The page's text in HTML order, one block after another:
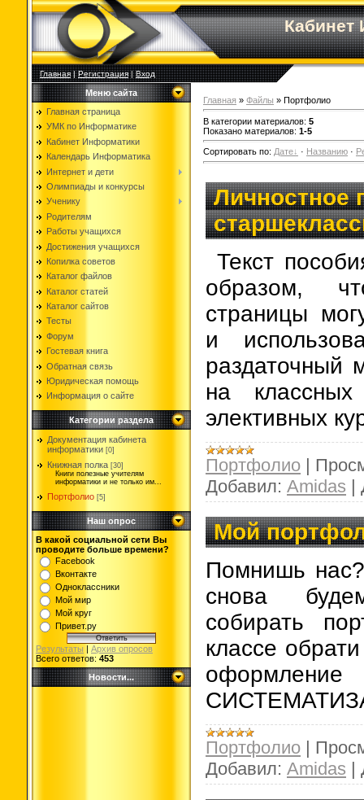
Кабинет
Главная|Регистрация|Вход
Меню сайта
Главная страница
УМК по Информатике
Кабинет Информатики
Календарь Информатика
Интернет и дети
Олимпиады и конкурсы
Ученику
Родителям
Работы учащихся
Достижения учащихся
Копилка советов
Каталог файлов
Каталог статей
Каталог сайтов
Тесты
Форум
Гостевая книга
Обратная связь
Юридическая помощь
Информация о сайте
Категории раздела
Документация кабинета
информатики [0]
Книжная полка [30]
Книги полезные учителям
информатики и не только им...
Портфолио [5]
Наш опрос
В какой социальной сети Вы
проводите больше времени?
Facebook
Вконтакте
Одноклассники
Мой мир
Мой круг
Привет.ру
Результаты | Архив опросов
Всего ответов: 453
Новости...
Главная » Файлы » Портфолио
В категории материалов: 5
Показано материалов: 1-5
Сортировать по: Дате · Названию ·
Личностное
Текст
образом,
страницы
и
раздаточный
на
элективных
Портфолио |
Добавил: Amidas |
Мой
Помнишь
снова
собирать
классе
Портфолио |
Добавил: Amidas |